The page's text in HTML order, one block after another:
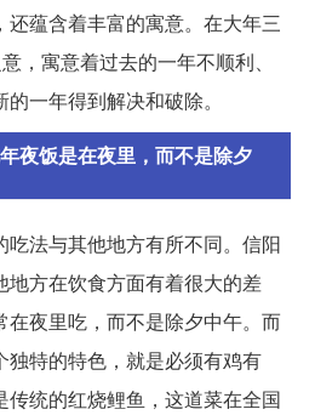
蕴含着丰富的寓意。在大年三
，寓意着过去的一年不顺利、
一年得到解决和破除。
夜饭是在夜里，而不是除夕
法与其他地方有所不同。信阳
地方在饮食方面有着很大的差
在夜里吃，而不是除夕中午。而
独特的特色，就是必须有鸡有
统的红烧鲤鱼，这道菜在全国